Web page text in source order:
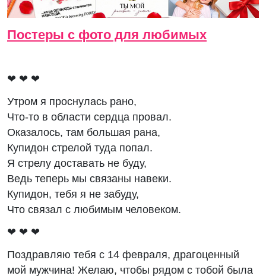
Постеры с фото для любимых
❤ ❤ ❤
Утром я проснулась рано,
Что-то в области сердца провал.
Оказалось, там большая рана,
Купидон стрелой туда попал.
Я стрелу доставать не буду,
Ведь теперь мы связаны навеки.
Купидон, тебя я не забуду,
Что связал с любимым человеком.
❤ ❤ ❤
Поздравляю тебя с 14 февраля, драгоценный
мой мужчина! Желаю, чтобы рядом с тобой была